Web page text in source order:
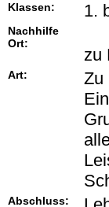
Klassen: 1.
Nachhilfe
Ort:
zu
Art:
Zu
Abschluss: